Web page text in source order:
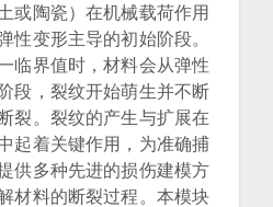
或陶瓷）在机械载荷作用
性变形主导的初始阶段。
临界值时，材料会从弹性
段，裂纹开始萌生并不断
裂。裂纹的产生与扩展在
起着关键作用，为准确捕
供多种先进的损伤建模方
材料的断裂过程。本模块